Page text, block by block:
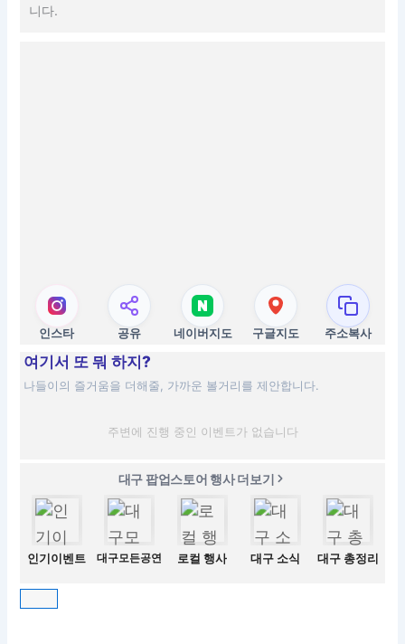
니다.
인스타 공유 네이버지도 구글지도 주소복사
여기서 또 뭐 하지?
나들이의 즐거움을 더해줄, 가까운 볼거리를 제안합니다.
주변에 진행 중인 이벤트가 없습니다
대구 팝업스토어 행사 더보기
인기이벤트 대구모든공연 로컬 행사 대구 소식 대구 총정리